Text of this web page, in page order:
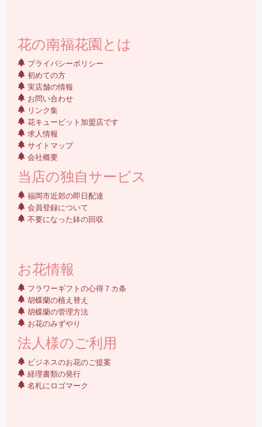
花の南福花園とは
プライバシーポリシー
初めての方
実店舗の情報
お問い合わせ
リンク集
花キューピット加盟店です
求人情報
サイトマップ
会社概要
当店の独自サービス
福岡市近郊の即日配達
会員登録について
不要になった鉢の回収
お花情報
フラワーギフトの心得７カ条
胡蝶蘭の植え替え
胡蝶蘭の管理方法
お花のみずやり
法人様のご利用
ビジネスのお花のご提案
経理書類の発行
名札にロゴマーク